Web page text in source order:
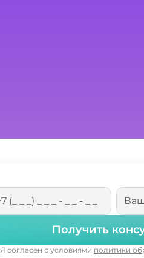
Получить
Я согласен с условиями политики